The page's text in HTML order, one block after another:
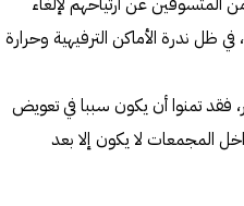
ظل ندرة الأماكن الترفيهية وحرارة
فقد تمنوا أن يكون سببا في تعويض
المجمعات لا يكون إلا بعد